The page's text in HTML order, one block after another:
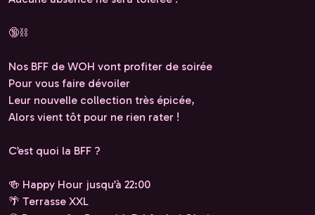
🔞⛓️
Nos BFF de WOH vont profiter de soirée
Pour vous faire dévoiler
Leur nouvelle collection très épicée,
Alors vient tôt pour ne rien rater !
C’est quoi la BFF ?
🍻 Happy Hour jusqu’à 22:00
🌴 Terrasse XXL